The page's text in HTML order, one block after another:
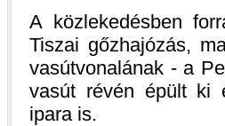
A közlekedésben
Tiszai gőzhajózás,
vasútvonalának - a
vasút révén épült ki
ipara is.